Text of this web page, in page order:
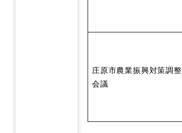
庄原市農業振興対策調整
会議